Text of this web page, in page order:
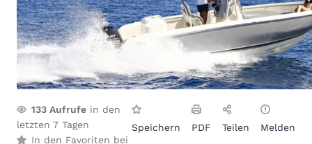
133 Aufrufe in den
letzten 7 Tagen
In den Favoriten bei
Speichern PDF Teilen Melden